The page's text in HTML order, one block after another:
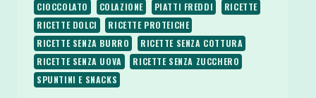
CIOCCOLATO COLAZIONE PIATTI FREDDI
RICETTE
RICETTE DOLCI
RICETTE PROTEICHE
RICETTE SENZA BURRO
RICETTE SENZA COTTURA
RICETTE SENZA UOVA
RICETTE SENZA ZUCCHERO
SPUNTINI E SNACKS